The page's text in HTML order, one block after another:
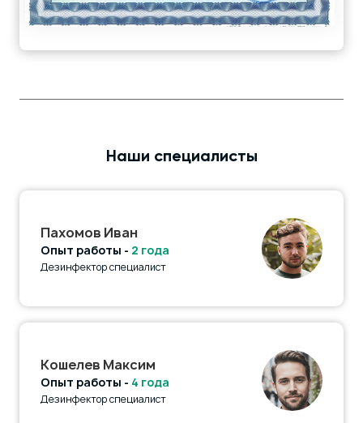
Наши специалисты
Пахомов Иван
Опыт работы - 2 года
Дезинфектор специалист
Кошелев Максим
Опыт работы - 4 года
Дезинфектор специалист